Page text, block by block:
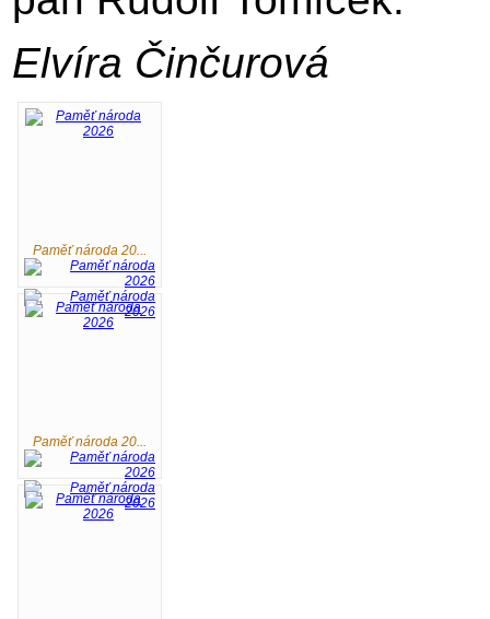
Elvíra Činčurová
Paměť národa 20...
Paměť národa 20...